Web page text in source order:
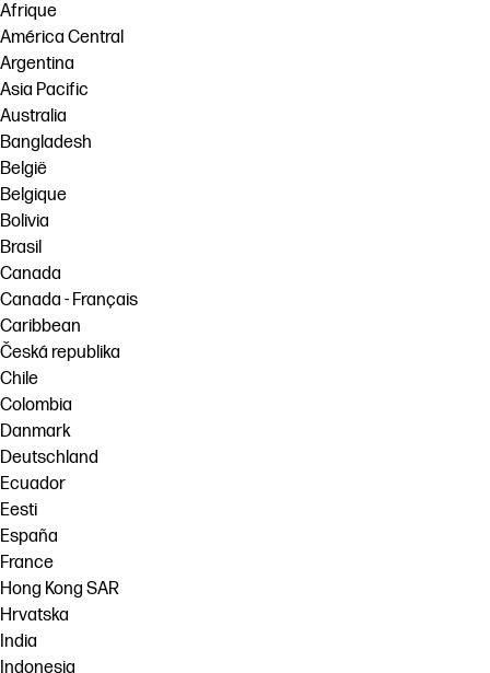
Afrique
América Central
Argentina
Asia Pacific
Australia
Bangladesh
België
Belgique
Bolivia
Brasil
Canada
Canada - Français
Caribbean
Česká republika
Chile
Colombia
Danmark
Deutschland
Ecuador
Eesti
España
France
Hong Kong SAR
Hrvatska
India
Indonesia